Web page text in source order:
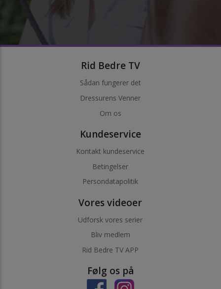
Rid Bedre TV
Sådan fungerer det
Dressurens Venner
Om os
Kundeservice
Kontakt kundeservice
Betingelser
Persondatapolitik
Vores videoer
Udforsk vores serier
Bliv medlem
Rid Bedre TV APP
Følg os på